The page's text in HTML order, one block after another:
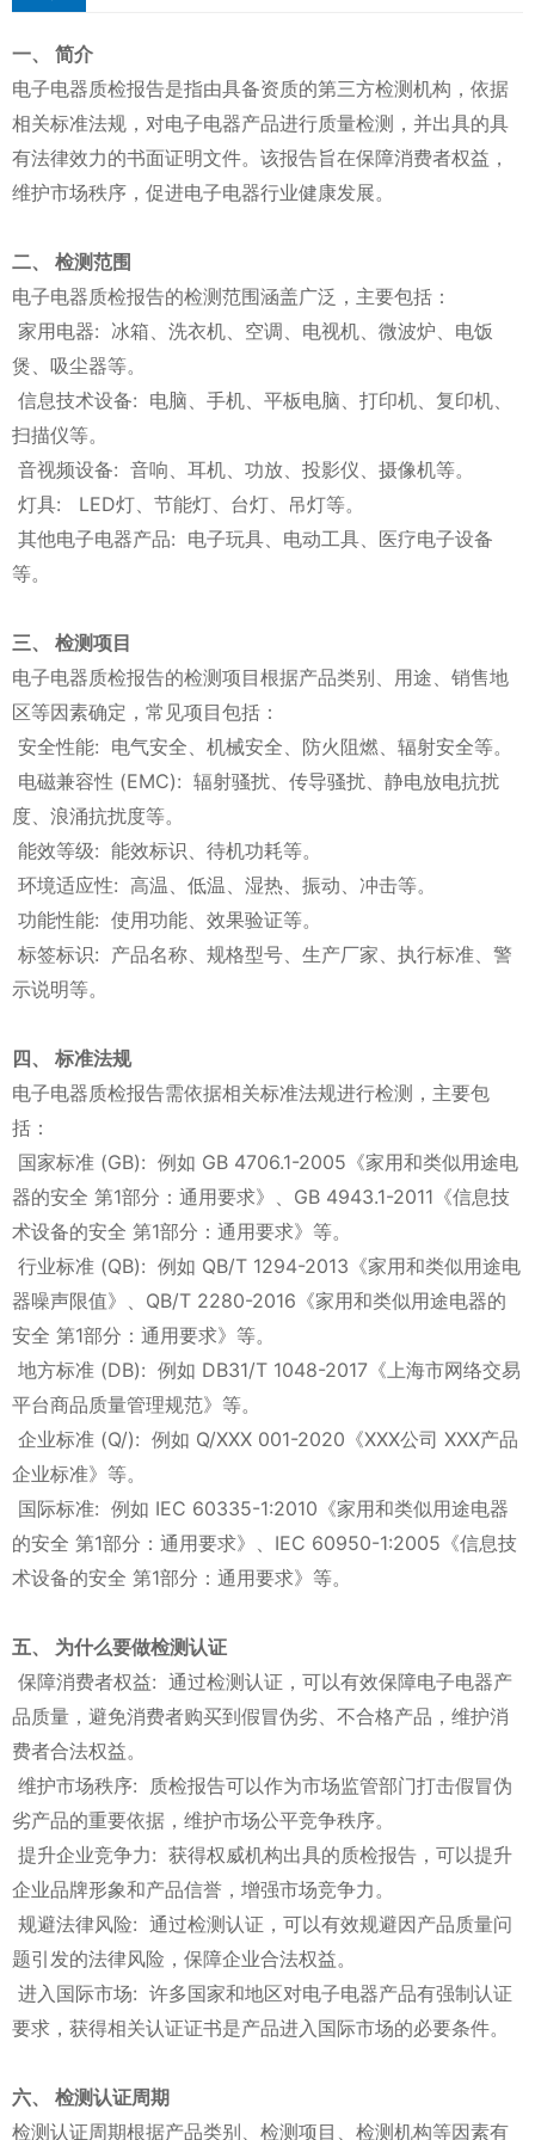
一、 简介
电子电器质检报告是指由具备资质的第三方检测机构，依据
相关标准法规，对电子电器产品进行质量检测，并出具的具
有法律效力的书面证明文件。该报告旨在保障消费者权益，
维护市场秩序，促进电子电器行业健康发展。
二、 检测范围
电子电器质检报告的检测范围涵盖广泛，主要包括：
家用电器: 冰箱、洗衣机、空调、电视机、微波炉、电饭
煲、吸尘器等。
信息技术设备: 电脑、手机、平板电脑、打印机、复印机、
扫描仪等。
音视频设备: 音响、耳机、功放、投影仪、摄像机等。
灯具: LED灯、节能灯、台灯、吊灯等。
其他电子电器产品: 电子玩具、电动工具、医疗电子设备
等。
三、 检测项目
电子电器质检报告的检测项目根据产品类别、用途、销售地
区等因素确定，常见项目包括：
安全性能: 电气安全、机械安全、防火阻燃、辐射安全等。
电磁兼容性 (EMC): 辐射骚扰、传导骚扰、静电放电抗扰
度、浪涌抗扰度等。
能效等级: 能效标识、待机功耗等。
环境适应性: 高温、低温、湿热、振动、冲击等。
功能性能: 使用功能、效果验证等。
标签标识: 产品名称、规格型号、生产厂家、执行标准、警
示说明等。
四、 标准法规
电子电器质检报告需依据相关标准法规进行检测，主要包
括：
国家标准 (GB): 例如 GB 4706.1-2005《家用和类似用途电
器的安全 第1部分：通用要求》、GB 4943.1-2011《信息技
术设备的安全 第1部分：通用要求》等。
行业标准 (QB): 例如 QB/T 1294-2013《家用和类似用途电
器噪声限值》、QB/T 2280-2016《家用和类似用途电器的
安全 第1部分：通用要求》等。
地方标准 (DB): 例如 DB31/T 1048-2017《上海市网络交易
平台商品质量管理规范》等。
企业标准 (Q/): 例如 Q/XXX 001-2020《XXX公司 XXX产品
企业标准》等。
国际标准: 例如 IEC 60335-1:2010《家用和类似用途电器
的安全 第1部分：通用要求》、IEC 60950-1:2005《信息技
术设备的安全 第1部分：通用要求》等。
五、 为什么要做检测认证
保障消费者权益: 通过检测认证，可以有效保障电子电器产
品质量，避免消费者购买到假冒伪劣、不合格产品，维护消
费者合法权益。
维护市场秩序: 质检报告可以作为市场监管部门打击假冒伪
劣产品的重要依据，维护市场公平竞争秩序。
提升企业竞争力: 获得权威机构出具的质检报告，可以提升
企业品牌形象和产品信誉，增强市场竞争力。
规避法律风险: 通过检测认证，可以有效规避因产品质量问
题引发的法律风险，保障企业合法权益。
进入国际市场: 许多国家和地区对电子电器产品有强制认证
要求，获得相关认证证书是产品进入国际市场的必要条件。
六、 检测认证周期
检测认证周期根据产品类别、检测项目、检测机构等因素有